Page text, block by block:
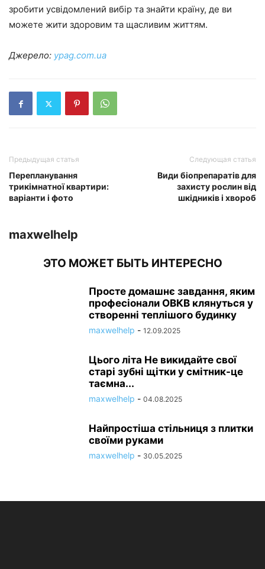
зробити усвідомлений вибір та знайти країну, де ви
можете жити здоровим та щасливим життям.
Джерело: ypag.com.ua
Предыдущая статья
Перепланування
трикімнатної квартири:
варіанти і фото
Следующая статья
Види біопрепаратів для
захисту рослин від
шкідників і хвороб
maxwelhelp
ЭТО МОЖЕТ БЫТЬ ИНТЕРЕСНО
Просте домашнє завдання, яким
професіонали ОВКВ клянуться у
створенні теплішого будинку
maxwelhelp - 12.09.2025
Цього літа Не викидайте свої
старі зубні щітки у смітник-це
таємна...
maxwelhelp - 04.08.2025
Найпростіша стільниця з плитки
своїми руками
maxwelhelp - 30.05.2025